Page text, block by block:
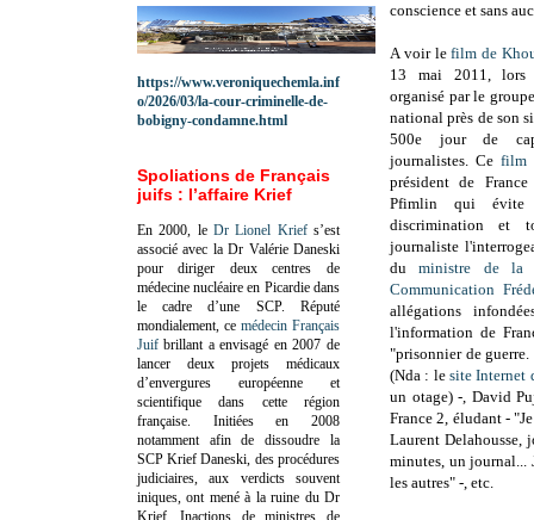
conscience et sans
A voir lefilm de
13 mai 2011, lors
organisé par le
national près de son
500e jour de
journalistes. Ce film
président de
Pfimlin qui évite
discrimination et
journaliste
duministre de
Communication
allégations
l'information de
"prisonnier de
(Nda : lesite Internet
un otage) -, David
France 2, éludant -
Laurent Delahousse,
minutes, un journal...
les autres" -, etc.
https://www.veroniquechemla.inf
o/2026/03/la-cour-criminelle-de-
bobigny-condamne.html
Spoliations de Français
juifs : l’affaire Krief
En 2000, le Dr Lionel Kriefs’est
associé avec la Dr Valérie Daneski
pour diriger deux centres de
médecine nucléaire en Picardie dans
le cadre d’une SCP. Réputé
mondialement, ce médecin Français
Juif brillant a envisagé en 2007 de
lancer deux projets médicaux
d’envergures européenne et
scientifique dans cette région
française. Initiées en 2008
notamment afin de dissoudre la
SCP Krief Daneski, des procédures
judiciaires, aux verdicts souvent
iniques, ont mené à la ruine du Dr
Krief.Inactions de ministres de